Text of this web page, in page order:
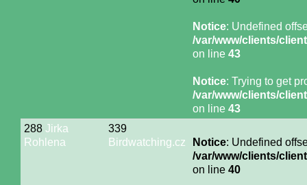
Notice: Undefined
/var/www/clients/
on line 43
Notice: Trying to get
/var/www/clients/
on line 43
288 Jirka
Rohlena
339
Birdwatching.cz
Notice: Undefined
/var/www/clients/
on line 40